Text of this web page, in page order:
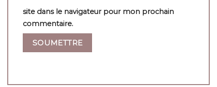
site dans le navigateur pour mon prochain
commentaire.